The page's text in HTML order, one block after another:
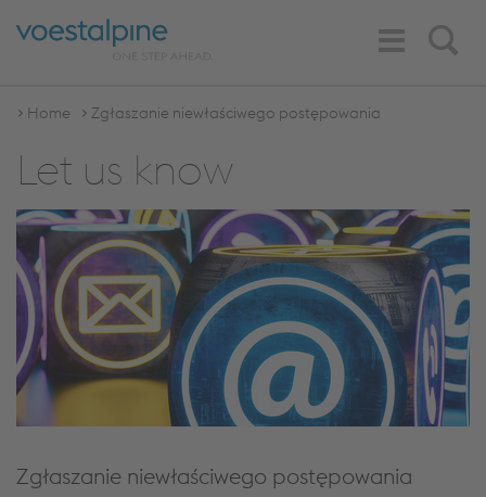
Search
Toggle
Navigation
Home Zgłaszanie niewłaściwego postępowania
Let us know
Zgłaszanie niewłaściwego postępowania